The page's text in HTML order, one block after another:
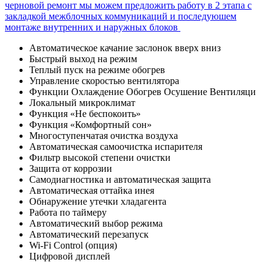
черновой ремонт мы можем предложить работу в 2 этапа с
закладкой межблочных коммуникаций и последуюшем
монтаже внутренних и наружных блоков
Автоматическое качание заслонок вверх вниз
Быстрый выход на режим
Теплый пуск на режиме обогрев
Управление скоростью вентилятора
Функции Охлаждение Обогрев Осушение Вентиляци
Локальный микроклимат
Функция «Не беспокоить»
Функция «Комфортный сон»
Многоступенчатая очистка воздуха
Автоматическая самоочистка испарителя
Фильтр высокой степени очистки
Защита от коррозии
Самодиагностика и автоматическая защита
Автоматическая оттайка инея
Обнаружение утечки хладагента
Работа по таймеру
Автоматический выбор режима
Автоматический перезапуск
Wi-Fi Control (опция)
Цифровой дисплей